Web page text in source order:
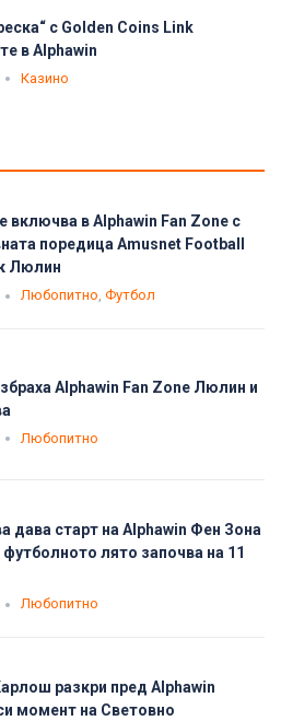
с Golden Coins Link
в Alphawin
Казино
включва в Alphawin Fan Zone с
поредица Amusnet Football
Люлин
Любопитно, Футбол
Alphawin Fan Zone Люлин и
Любопитно
дава старт на Alphawin Фен Зона
лято започва на 11
Любопитно
разкри пред Alphawin
момент на Световно